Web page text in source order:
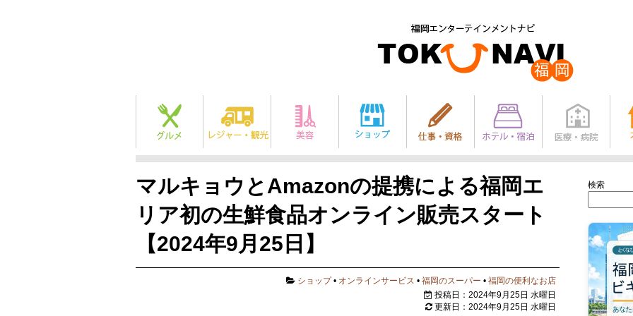
マルキョウとAmazonの提携による福岡エ
リア初の生鮮食品オンライン販売スタート
【2024年9月25日】
ショップ• オンラインサービス • 福岡のスーパー • 福岡の便利なお店
投稿日：2024年9月25日 水曜日
更新日：2024年9月25日 水曜日
検索